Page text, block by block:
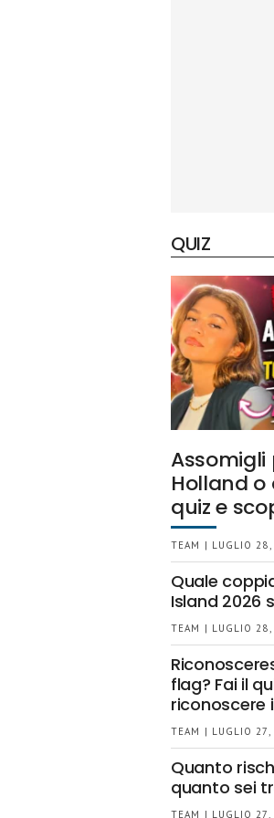
QUIZ
Assomigli
Holland o
quiz e
TEAM | LUGLIO 28,
Quale
Island 2026
TEAM | LUGLIO 28,
flag? Fai il
riconoscere
TEAM | LUGLIO 27,
Quanto
quanto sei
TEAM | LUGLIO 27,